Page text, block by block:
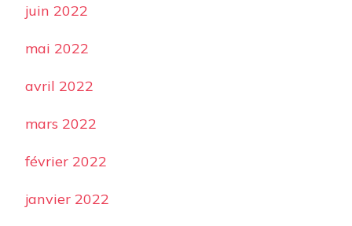
juin 2022
mai 2022
avril 2022
mars 2022
février 2022
janvier 2022